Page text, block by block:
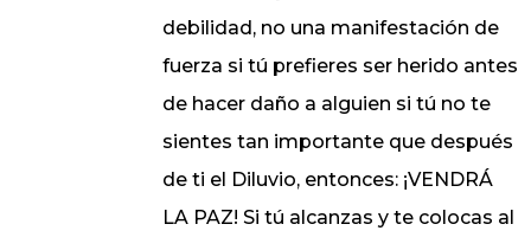
debilidad, no una manifestación de
fuerza si tú prefieres ser herido antes
de hacer daño a alguien si tú no te
sientes tan importante que después
de ti el Diluvio, entonces: ¡VENDRÁ
LA PAZ! Si tú alcanzas y te colocas al